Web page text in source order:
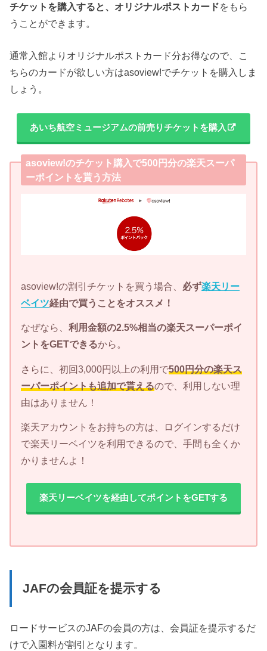
チケットを購入すると、オリジナルポストカードをもら
うことができます。
通常入館よりオリジナルポストカード分お得なので、こ
ちらのカードが欲しい方はasoview!でチケットを購入しま
しょう。
あいち航空ミュージアムの前売りチケットを購入
asoview!のチケット購入で500円分の楽天スーパ
ーポイントを貰う方法
asoview!の割引チケットを買う場合、 必ず楽天リー
ベイツ経由で買うことをオススメ！
なぜなら、利用金額の2.5%相当の楽天スーパーポイ
ントをGETできるから。
さらに、初回3,000円以上の利用で500円分の楽天ス
ーパーポイントも追加で貰えるので、利用しない理
由はありません！
楽天アカウントをお持ちの方は、ログインするだけ
で楽天リーベイツを利用できるので、手間も全くか
かりませんよ！
楽天リーベイツを経由してポイントをGETする
JAFの会員証を提示する
ロードサービスのJAFの会員の方は、会員証を提示するだ
けで入園料が割引となります。